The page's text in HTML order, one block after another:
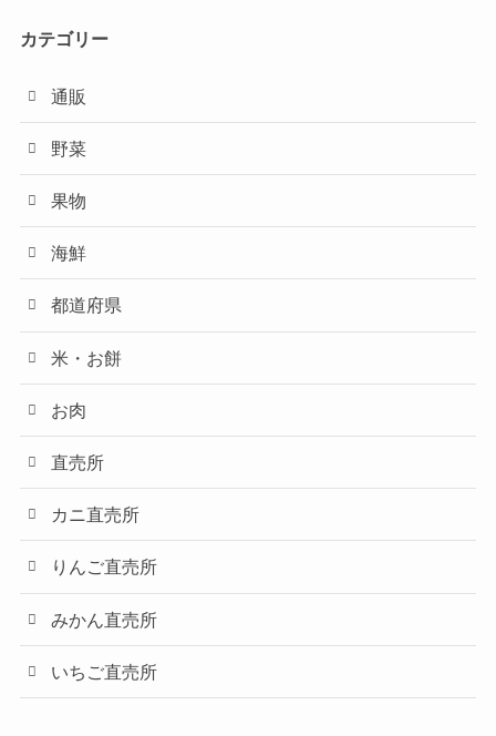
カテゴリー
通販
野菜
果物
海鮮
都道府県
米・お餅
お肉
直売所
カニ直売所
りんご直売所
みかん直売所
いちご直売所